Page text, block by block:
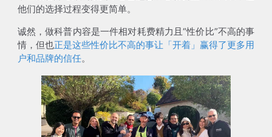
他们的选择过程变得更简单。
诚然，做科普内容是一件相对耗费精力且“性价比”不高的事
情，但也正是这些性价比不高的事让「开着」赢得了更多用
户和品牌的信任。